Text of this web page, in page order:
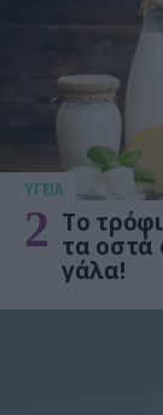
ΥΓΕΙΑ
2 Το
τα οστά
γάλα!